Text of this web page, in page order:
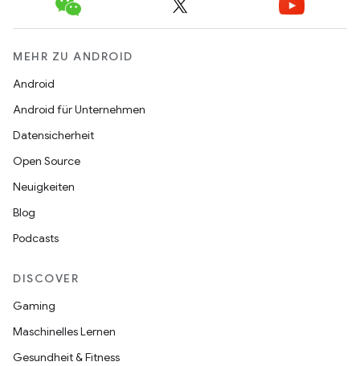
MEHR ZU ANDROID
Android
Android für Unternehmen
Datensicherheit
Open Source
Neuigkeiten
Blog
Podcasts
DISCOVER
Gaming
Maschinelles Lernen
Gesundheit & Fitness